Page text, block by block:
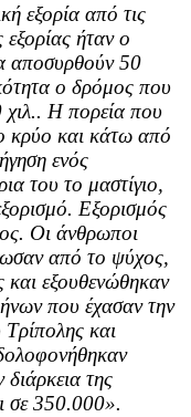
εξορία από τις
ήταν ο
αποσυρθούν 50
ο δρόμος που
χιλ.. Η πορεία που
κρύο και κάτω από
ενός
του το μαστίγιο,
Εξορισμός
Οι άνθρωποι
από το ψύχος,
και εξουθενώθηκαν
που έχασαν την
Τρίπολης και
της
σε 350.000».